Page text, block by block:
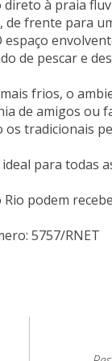
direto à praia
de frente para
espaço
de pescar e
frios, o
de amigos ou
os tradicionais
para todas
Rio podem
5757/RNET